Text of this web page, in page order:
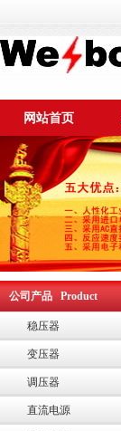
网站首页
公司产品 Product
稳压器
变压器
调压器
直流电源